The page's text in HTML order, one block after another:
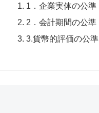
1．企業実体の公準
2．会計期間の公準
3.貨幣的評価の公準